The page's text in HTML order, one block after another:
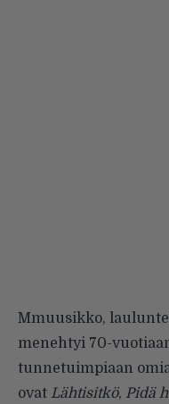
Mmuusikko,
menehtyi 70-
tunnetuimpiaan
ovat Lähtisitkö, Pidä